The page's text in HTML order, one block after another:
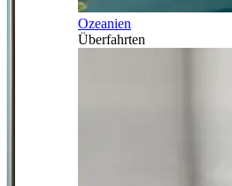
Ozeanien
Überfahrten